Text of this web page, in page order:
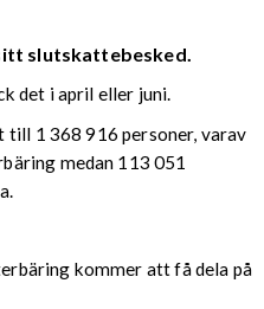
slutskattebesked.
det i april eller juni.
till 1 368 916 personer, varav
medan 113 051
kommer att få dela på